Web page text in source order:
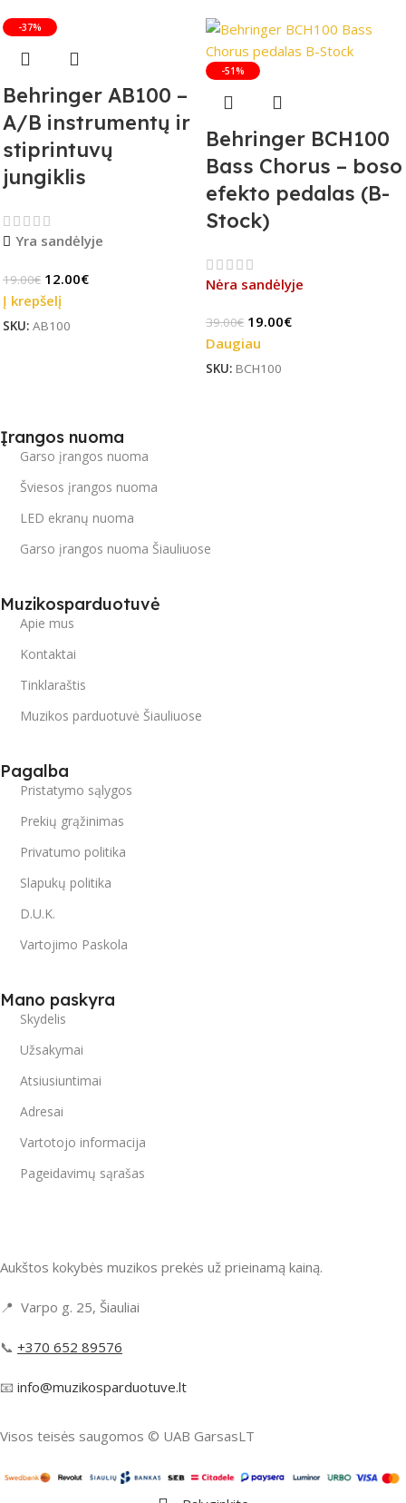
-37%
Behringer AB100 –
A/B instrumentų ir
stiprintuvų
jungiklis
Yra sandėlyje
19.00€ 12.00€
Į krepšelį
SKU: AB100
-51%
Behringer BCH100
Bass Chorus – boso
efekto pedalas (B-
Stock)
Nėra sandėlyje
39.00€ 19.00€
Daugiau
SKU: BCH100
Įrangos nuoma
Garso įrangos nuoma
Šviesos įrangos nuoma
LED ekranų nuoma
Garso įrangos nuoma Šiauliuose
Muzikosparduotuvė
Apie mus
Kontaktai
Tinklaraštis
Muzikos parduotuvė Šiauliuose
Pagalba
Pristatymo sąlygos
Prekių grąžinimas
Privatumo politika
Slapukų politika
D.U.K.
Vartojimo Paskola
Mano paskyra
Skydelis
Užsakymai
Atsiusiuntimai
Adresai
Vartotojo informacija
Pageidavimų sąrašas
Aukštos kokybės muzikos prekės už prieinamą kainą.
📍 Varpo g. 25, Šiauliai
📞 +370 652 89576
📧 info@muzikosparduotuve.lt
Visos teisės saugomos ©️ UAB GarsasLT